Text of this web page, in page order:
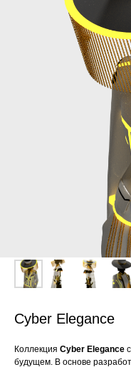
Cyber Elegance
Коллекция Cyber Elegance
будущем. В основе